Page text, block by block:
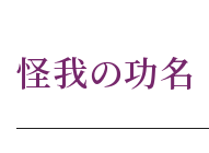
怪我の功名